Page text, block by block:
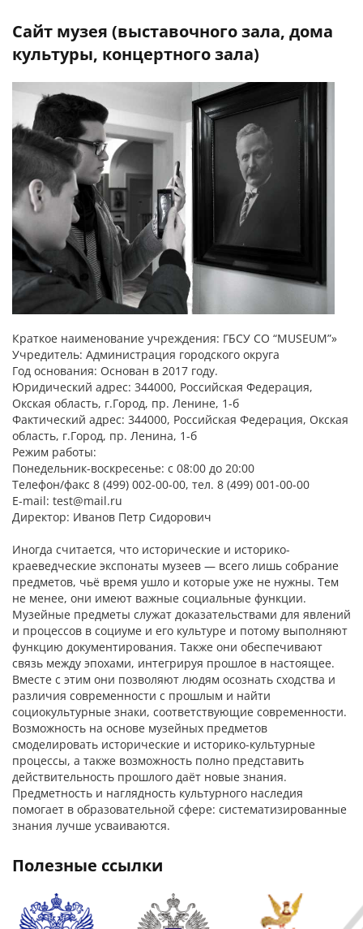
Сайт музея (выставочного зала, дома
культуры, концертного зала)
Краткое наименование учреждения: ГБСУ СО “MUSEUM”»
Учредитель: Администрация городского округа
Год основания: Основан в 2017 году.
Юридический адрес: 344000, Российская Федерация,
Окская область, г.Город, пр. Ленине, 1-б
Фактический адрес: 344000, Российская Федерация, Окская
область, г.Город, пр. Ленина, 1-б
Режим работы:
Понедельник-воскресенье: с 08:00 до 20:00
Телефон/факс 8 (499) 002-00-00, тел. 8 (499) 001-00-00
E-mail: test@mail.ru
Директор: Иванов Петр Сидорович
Иногда считается, что исторические и историко-
краеведческие экспонаты музеев — всего лишь собрание
предметов, чьё время ушло и которые уже не нужны. Тем
не менее, они имеют важные социальные функции.
Музейные предметы служат доказательствами для явлений
и процессов в социуме и его культуре и потому выполняют
функцию документирования. Также они обеспечивают
связь между эпохами, интегрируя прошлое в настоящее.
Вместе с этим они позволяют людям осознать сходства и
различия современности с прошлым и найти
социокультурные знаки, соответствующие современности.
Возможность на основе музейных предметов
смоделировать исторические и историко-культурные
процессы, а также возможность полно представить
действительность прошлого даёт новые знания.
Предметность и наглядность культурного наследия
помогает в образовательной сфере: систематизированные
знания лучше усваиваются.
полезные ссылки